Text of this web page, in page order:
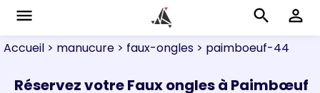
menu search perm_identity
Accueil > manucure > faux-ongles > paimboeuf-44
Réservez votre Faux ongles à Paimbœuf